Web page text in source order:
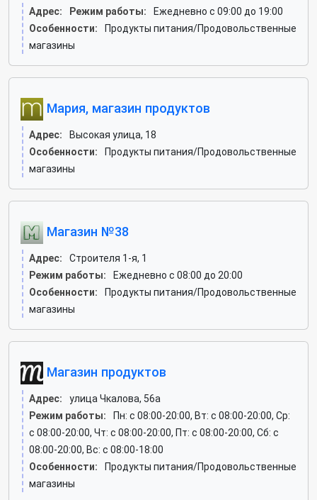
Адрес: Режим работы:
Ежедневно с 09:00 до 19:00
Особенности:
Продукты питания/Продовольственные
магазины
Мария, магазин продуктов
Адрес:
Высокая улица, 18
Особенности:
Продукты питания/Продовольственные
магазины
Магазин №38
Адрес:
Строителя 1-я, 1
Режим работы:
Ежедневно с 08:00 до 20:00
Особенности:
Продукты питания/Продовольственные
магазины
Магазин продуктов
Адрес:
улица Чкалова, 56а
Режим работы:
Пн: c 08:00-20:00, Вт: c 08:00-20:00, Ср:
c 08:00-20:00, Чт: c 08:00-20:00, Пт: c 08:00-20:00, Сб: c
08:00-20:00, Вс: c 08:00-18:00
Особенности:
Продукты питания/Продовольственные
магазины